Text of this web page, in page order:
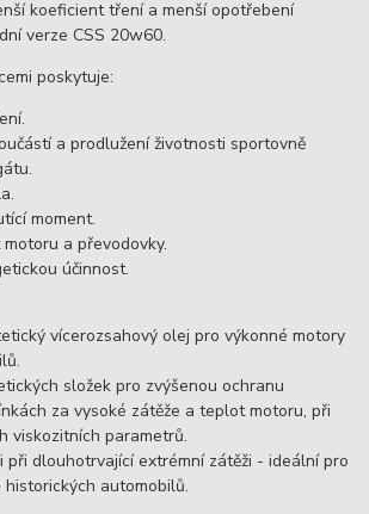
koeficient tření a menší opotřebení
verze CSS 20w60.
poskytuje:
a prodlužení životnosti sportovně
moment.
a převodovky.
účinnost.
vícerozsahový olej pro výkonné motory
složek pro zvýšenou ochranu
za vysoké zátěže a teplot motoru, při
viskozitních parametrů.
při dlouhotrvající extrémní zátěži - ideální pro
automobilů.